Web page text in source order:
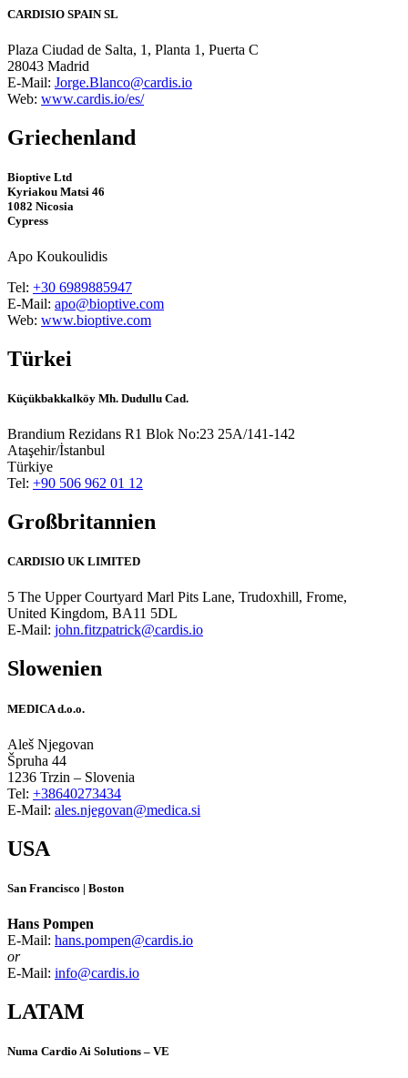
CARDISIO SPAIN SL
Plaza Ciudad de Salta, 1, Planta 1, Puerta C
28043 Madrid
E-Mail: Jorge.Blanco@cardis.io
Web: www.cardis.io/es/
Griechenland
Bioptive Ltd
Kyriakou Matsi 46
1082 Nicosia
Cypress
Apo Koukoulidis
Tel: +30 6989885947
E-Mail: apo@bioptive.com
Web: www.bioptive.com
Türkei
Küçükbakkalköy Mh. Dudullu Cad.
Brandium Rezidans R1 Blok No:23 25A/141-142
Ataşehir/İstanbul
Türkiye
Tel: +90 506 962 01 12
Großbritannien
CARDISIO UK LIMITED
5 The Upper Courtyard Marl Pits Lane, Trudoxhill, Frome,
United Kingdom, BA11 5DL
E-Mail: john.fitzpatrick@cardis.io
Slowenien
MEDICA d.o.o.
Aleš Njegovan
Špruha 44
1236 Trzin – Slovenia
Tel: +38640273434
E-Mail: ales.njegovan@medica.si
USA
San Francisco | Boston
Hans Pompen
E-Mail: hans.pompen@cardis.io
or
E-Mail: info@cardis.io
LATAM
Numa Cardio Ai Solutions – VE